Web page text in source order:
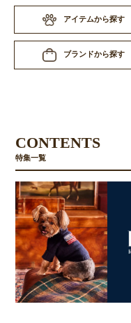
アイテムから探す
ブランドから探す
CONTENTS
特集一覧